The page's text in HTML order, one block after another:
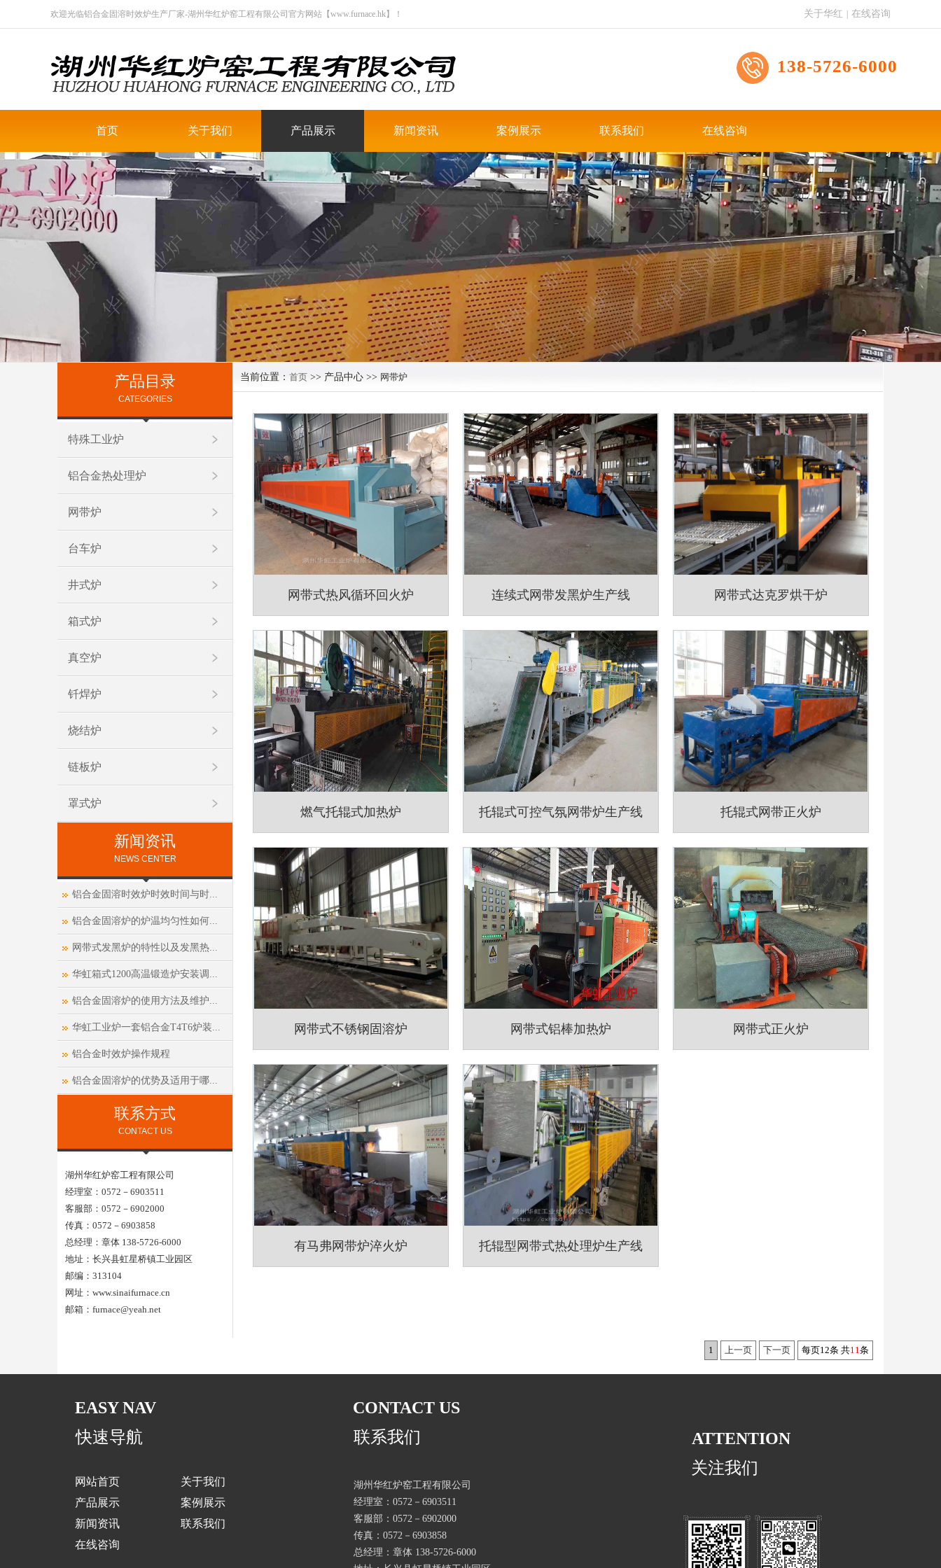
欢迎光临铝合金固溶时效炉生产厂家-湖州华红炉窑工程有限公司官方网站【www.furnace.hk】！ 关于华红 在线咨询
138-5726-6000
首页 关于我们 产品展示 新闻资讯 案例展示 联系我们 在线咨询
产品目录
CATEGORIES
特殊工业炉
铝合金热处理炉
网带炉
台车炉
井式炉
箱式炉
真空炉
钎焊炉
烧结炉
链板炉
罩式炉
新闻资讯
NEWS CENTER
铝合金固溶时效炉时效时间与时...
铝合金固溶炉的炉温均匀性如何...
网带式发黑炉的特性以及发黑热...
华虹箱式1200高温锻造炉安装调...
铝合金固溶炉的使用方法及维护...
华虹工业炉一套铝合金T4T6炉装...
铝合金时效炉操作规程
铝合金固溶炉的优势及适用于哪...
联系方式
CONTACT US
湖州华红炉窑工程有限公司
经理室：0572－6903511
客服部：0572－6902000
传真：0572－6903858
总经理：章体 138-5726-6000
地址：长兴县虹星桥镇工业园区
邮编：313104
网址：www.sinaifurnace.cn
邮箱：furnace@yeah.net
当前位置： 首页 >> 产品中心 >> 网带炉
网带式热风循环回火炉 连续式网带发黑炉生产线 网带式达克罗烘干炉
燃气托辊式加热炉 托辊式可控气氛网带炉生产线 托辊式网带正火炉
网带式不锈钢固溶炉 网带式铝棒加热炉 网带式正火炉
有马弗网带炉淬火炉 托辊型网带式热处理炉生产线
1 上一页 下一页 每页12条 共11条
EASY NAV
快速导航
网站首页
关于我们
产品展示
案例展示
新闻资讯
联系我们
在线咨询
CONTACT US
联系我们
湖州华红炉窑工程有限公司
经理室：0572－6903511
客服部：0572－6902000
传真：0572－6903858
总经理：章体 138-5726-6000
ATTENTION
关注我们